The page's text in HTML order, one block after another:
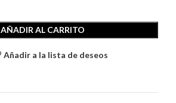
AÑADIR AL CARRITO
Añadir a la lista de deseos